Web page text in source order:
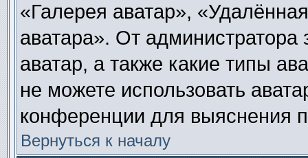
«Галерея аватар»,
аватара». От администратора
аватар, а также какие типы
не можете использовать
конференции для выяснения
Вернуться к началу